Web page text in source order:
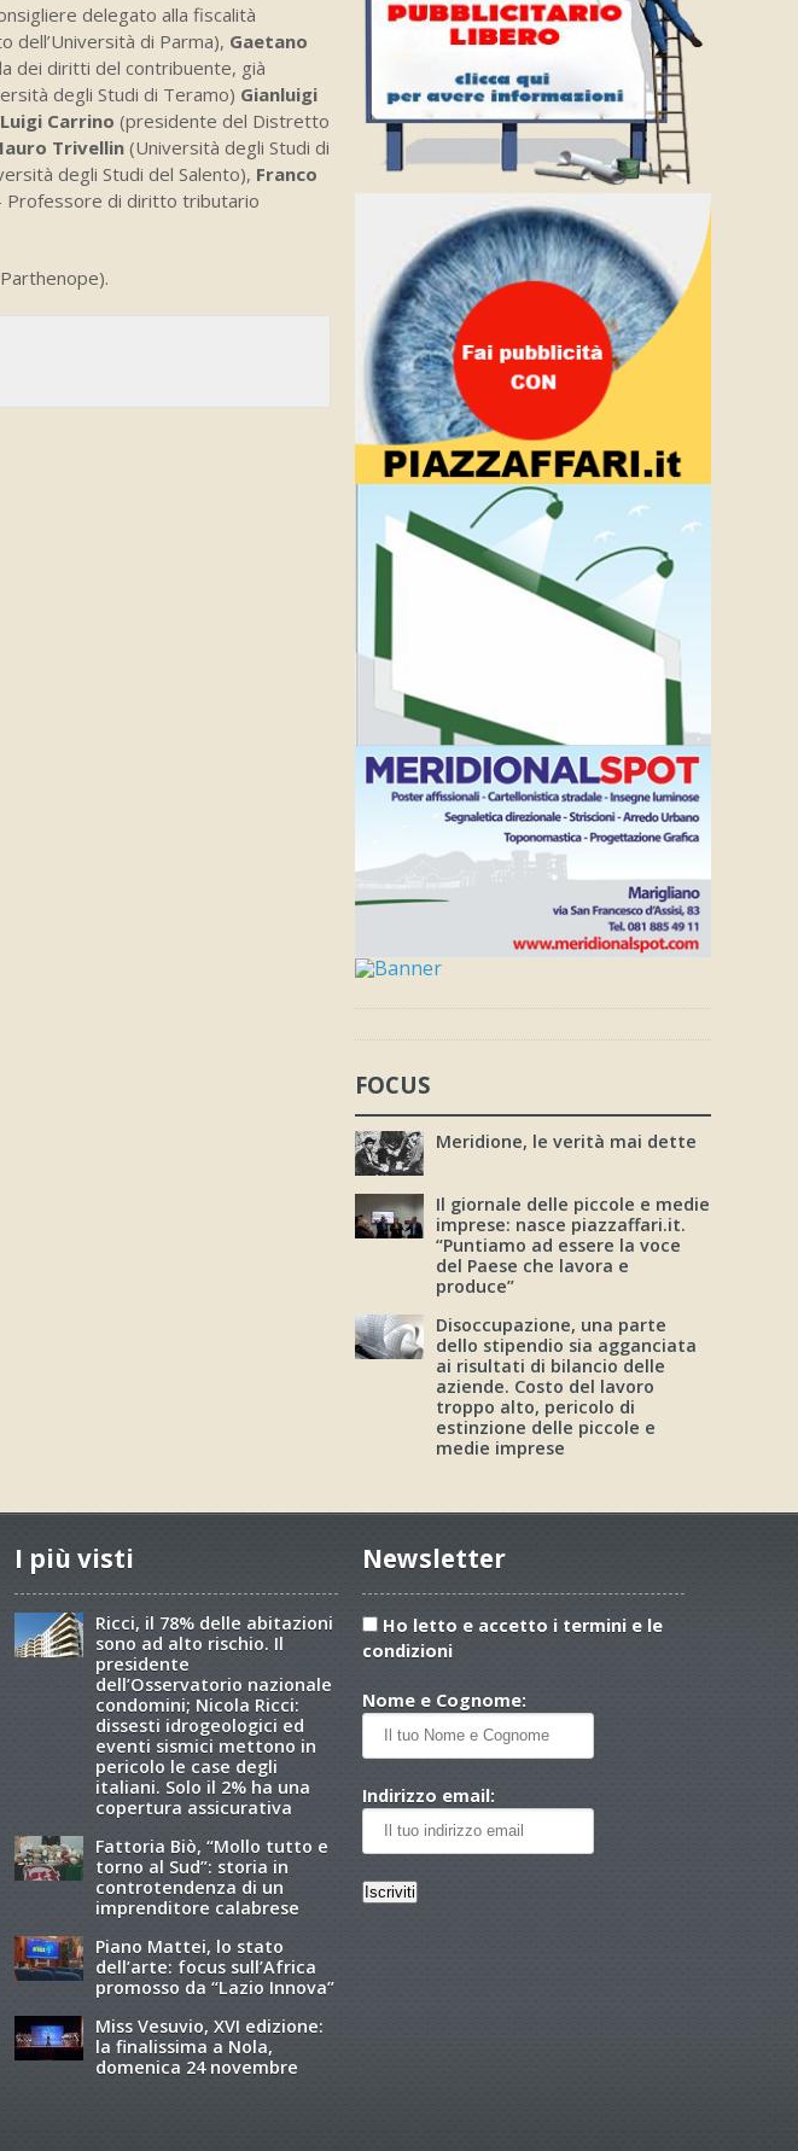
delegato alla fiscalità
dell’Università di Parma), Gaetano
dei diritti del contribuente, già
degli Studi di Teramo) Gianluigi
Luigi Carrino (presidente del Distretto
Trivellin (Università degli Studi di
degli Studi del Salento), Franco
Professore di diritto tributario
FOCUS
Meridione, le verità mai dette
Il giornale delle piccole e medie
imprese: nasce piazzaffari.it.
“Puntiamo ad essere la voce
del Paese che lavora e
produce”
Disoccupazione, una parte
dello stipendio sia agganciata
ai risultati di bilancio delle
aziende. Costo del lavoro
troppo alto, pericolo di
estinzione delle piccole e
medie imprese
I più visti
Ricci, il 78% delle abitazioni
sono ad alto rischio. Il
presidente
dell’Osservatorio nazionale
condomini; Nicola Ricci:
dissesti idrogeologici ed
eventi sismici mettono in
pericolo le case degli
italiani. Solo il 2% ha una
copertura assicurativa
Fattoria Biò, “Mollo tutto e
torno al Sud”: storia in
controtendenza di un
imprenditore calabrese
Piano Mattei, lo stato
dell’arte: focus sull’Africa
promosso da “Lazio Innova”
Miss Vesuvio, XVI edizione:
la finalissima a Nola,
domenica 24 novembre
Newsletter
Ho letto e accetto i termini e le
condizioni
Nome e Cognome:
Indirizzo email: